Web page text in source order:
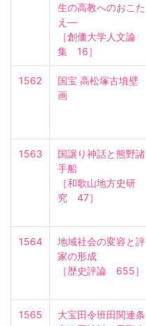
生の高教へのおこた
え―
［創価大学人文論
集　16］
1562
国宝 高松塚古墳壁
画
1563
国譲り神話と熊野諸
手船
［和歌山地方史研
究　47］
1564
地域社会の変容と評
家の形成
［歴史評論　655］
1565
大宝田令班田関連条